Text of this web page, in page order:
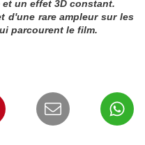
un effet 3D constant.
d'une rare ampleur sur les
parcourent le film.